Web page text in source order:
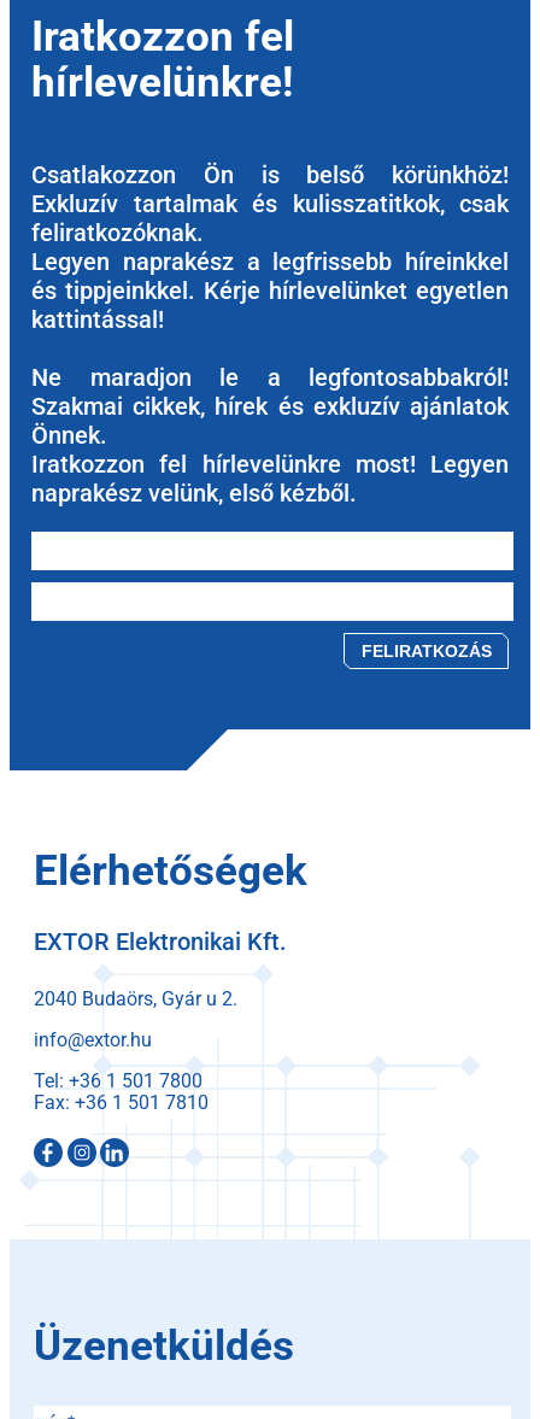
Iratkozzon fel
hírlevelünkre!
Csatlakozzon Ön is belső körünkhöz!
Exkluzív tartalmak és kulisszatitkok, csak
feliratkozóknak.
Legyen naprakész a legfrissebb híreinkkel
és tippjeinkkel. Kérje hírlevelünket egyetlen
kattintással!
Ne maradjon le a legfontosabbakról!
Szakmai cikkek, hírek és exkluzív ajánlatok
Önnek.
Iratkozzon fel hírlevelünkre most! Legyen
naprakész velünk, első kézből.
Elérhetőségek
EXTOR Elektronikai Kft.
2040 Budaörs, Gyár u 2.
info@extor.hu
Tel:
Fax:
Üzenetküldés